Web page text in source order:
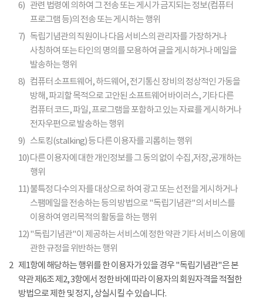
6) 관련 법령에 의하여 그 전송 또는 게시가 금지되는 정보(컴퓨터
프로그램 등)의 전송 또는 게시하는 행위
7) 독립기념관의 직원이나 다음 서비스의 관리자를 가장하거나
사칭하여 또는 타인의 명의를 모용하여 글을 게시하거나 메일을
발송하는 행위
8) 컴퓨터 소프트웨어, 하드웨어, 전기통신 장비의 정상적인 가동을
방해, 파괴할 목적으로 고안된 소프트웨어 바이러스, 기타 다른
컴퓨터 코드, 파일, 프로그램을 포함하고 있는 자료를 게시하거나
전자우편으로 발송하는 행위
9) 스토킹(stalking) 등 다른 이용자를 괴롭히는 행위
10)다른 이용자에 대한 개인정보를 그 동의 없이 수집,저장,공개하는
행위
11)불특정 다수의 자를 대상으로 하여 광고 또는 선전을 게시하거나
스팸메일을 전송하는 등의 방법으로 "독립기념관"의 서비스를
이용하여 영리목적의 활동을 하는 행위
12)"독립기념관"이 제공하는 서비스에 정한 약관 기타 서비스 이용에
관한 규정을 위반하는 행위
2 제1항에 해당하는 행위를 한 이용자가 있을 경우 "독립기념관"은 본
약관 제6조 제2, 3항에서 정한 바에 따라 이용자의 회원자격을 적절한
방법으로 제한 및 정지, 상실시킬 수 있습니다.